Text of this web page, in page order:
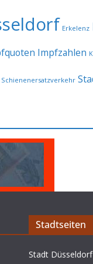
Erkelenz
Impfzahlen
Schienenersatzverkehr
Stadtseiten
Stadt Düsseldorf